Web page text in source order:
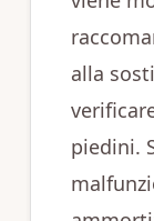
alla
piedini.